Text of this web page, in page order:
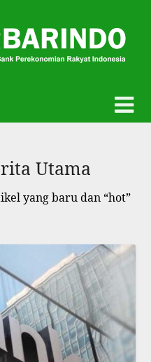
Utama
yang baru dan “hot”